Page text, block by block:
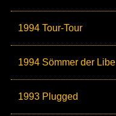
1994 Tour-Tour
1994 Sömmer der Libe
1993 Plugged